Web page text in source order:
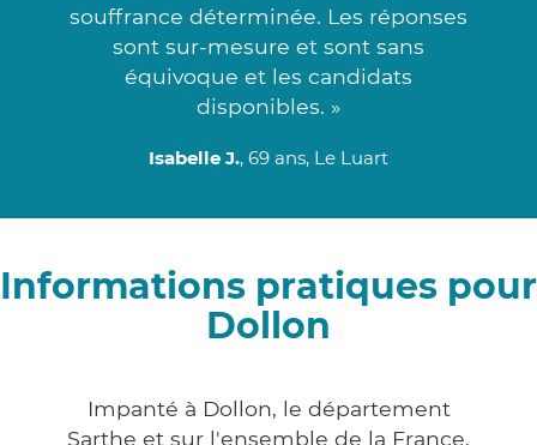
souffrance déterminée. Les réponses
sont sur-mesure et sont sans
équivoque et les candidats
disponibles. »
Isabelle J., 69 ans, Le Luart
Informations pratiques pour
Dollon
Impanté à Dollon, le département
Sarthe et sur l'ensemble de la France,